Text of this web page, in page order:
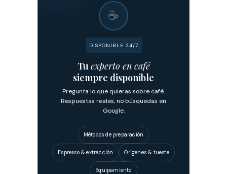
☕
DISPONIBLE 24/7
Tu experto en café
siempre disponible
Pregunta lo que quieras sobre café.
Respuestas reales, no búsquedas en
Google.
Métodos de preparación
Espresso & extracción Orígenes & tueste
Equipamiento